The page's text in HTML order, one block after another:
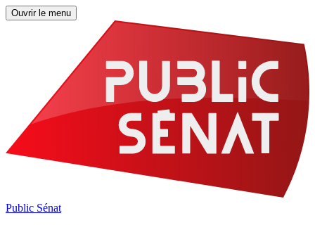
Ouvrir le menu
Public Sénat